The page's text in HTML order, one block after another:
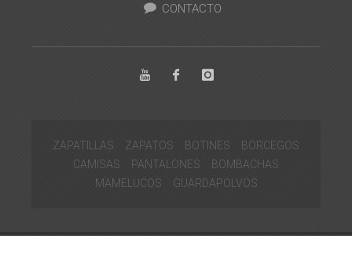
CONTACTO
ZAPATILLAS ZAPATOS BOTINES
BORCEGOS
CAMISAS
PANTALONES
BOMBACHAS
MAMELUCOS
GUARDAPOLVOS